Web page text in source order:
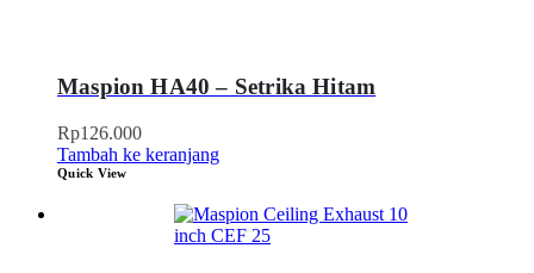
Maspion HA40 – Setrika Hitam
Rp126.000
Tambah ke keranjang
Quick View